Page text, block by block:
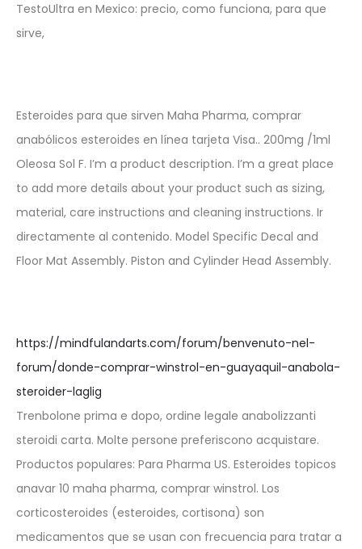
TestoUltra en Mexico: precio, como funciona, para que
sirve,
Esteroides para que sirven Maha Pharma, comprar
anabólicos esteroides en línea tarjeta Visa.. 200mg /1ml
Oleosa Sol F. I’m a product description. I’m a great place
to add more details about your product such as sizing,
material, care instructions and cleaning instructions. Ir
directamente al contenido. Model Specific Decal and
Floor Mat Assembly. Piston and Cylinder Head Assembly.
https://mindfulandarts.com/forum/benvenuto-nel-
forum/donde-comprar-winstrol-en-guayaquil-anabola-
steroider-laglig
Trenbolone prima e dopo, ordine legale anabolizzanti
steroidi carta. Molte persone preferiscono acquistare.
Productos populares: Para Pharma US. Esteroides topicos
anavar 10 maha pharma, comprar winstrol. Los
corticosteroides (esteroides, cortisona) son
medicamentos que se usan con frecuencia para tratar a